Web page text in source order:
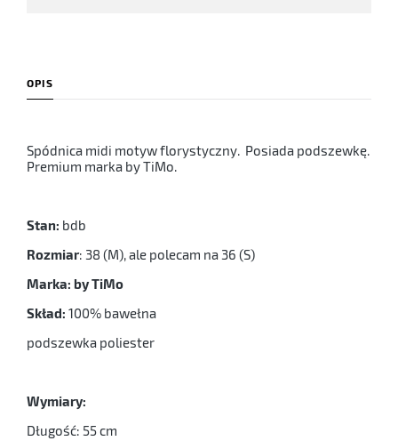
OPIS
Spódnica midi motyw florystyczny. Posiada podszewkę.
Premium marka by TiMo.
Stan: bdb
Rozmiar: 38 (M), ale polecam na 36 (S)
Marka: by TiMo
Skład: 100% bawełna
podszewka poliester
Wymiary:
Długość: 55 cm